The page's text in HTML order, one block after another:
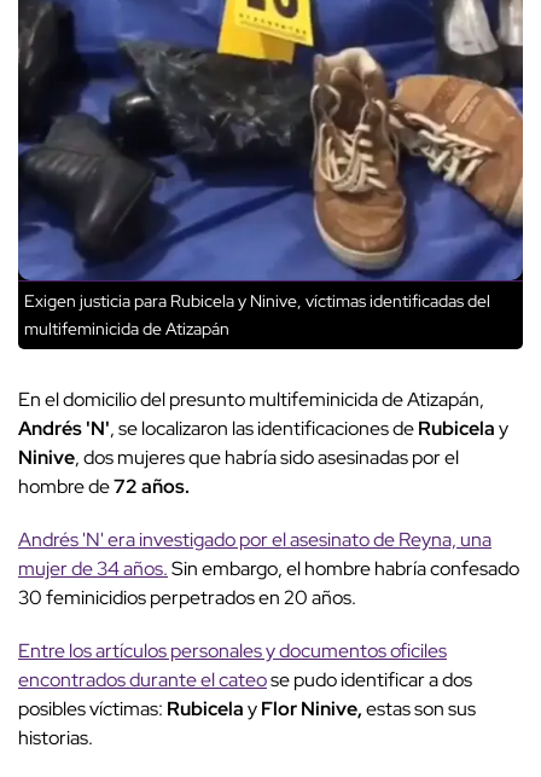
Exigen justicia para Rubicela y Ninive, víctimas identificadas del
multifeminicida de Atizapán
En el domicilio del presunto multifeminicida de Atizapán,
Andrés 'N', se localizaron las identificaciones deRubicelay
Ninive, dos mujeres que habría sido asesinadas por el
hombre de72 años.
Andrés 'N' era investigado por el asesinato de Reyna, una
mujer de 34 años.Sin embargo, el hombre habría confesado
30 feminicidios perpetrados en 20 años.
Entre los artículos personales y documentos oficiles
encontrados durante el cateose pudo identificar a dos
posibles víctimas: RubicelayFlor Ninive,estas son sus
historias.